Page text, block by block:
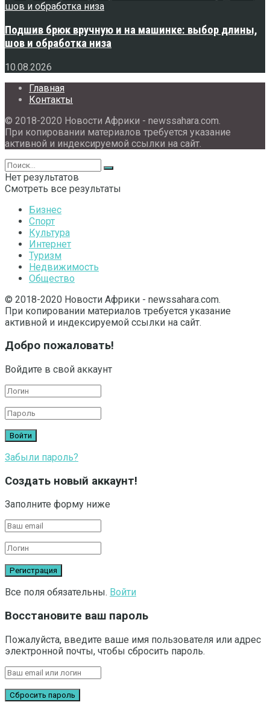
Подшив брюк вручную и на машинке: выбор длины,
шов и обработка низа
10.08.2026
Главная
Контакты
© 2018-2020 Новости Африки - newssahara.com.
При копировании материалов требуется указание
активной и индексируемой ссылки на сайт.
Нет результатов
Смотреть все результаты
Бизнес
Спорт
Культура
Интернет
Туризм
Недвижимость
Общество
© 2018-2020 Новости Африки - newssahara.com.
При копировании материалов требуется указание
активной и индексируемой ссылки на сайт.
Добро пожаловать!
Войдите в свой аккаунт
Забыли пароль?
Создать новый аккаунт!
Заполните форму ниже
Все поля обязательны. Войти
Восстановите ваш пароль
Пожалуйста, введите ваше имя пользователя или адрес
электронной почты, чтобы сбросить пароль.